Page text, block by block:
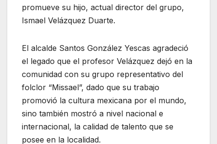
promueve su hijo, actual director del grupo,
Ismael Velázquez Duarte.
El alcalde Santos González Yescas agradeció
el legado que el profesor Velázquez dejó en la
comunidad con su grupo representativo del
folclor “Missael”, dado que su trabajo
promovió la cultura mexicana por el mundo,
sino también mostró a nivel nacional e
internacional, la calidad de talento que se
posee en la localidad.